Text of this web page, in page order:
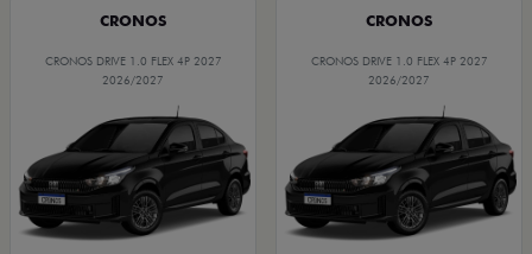
CRONOS
CRONOS DRIVE 1.0 FLEX 4P 2027
2026/2027
CRONOS
CRONOS DRIVE 1.0 FLEX 4P 2027
2026/2027